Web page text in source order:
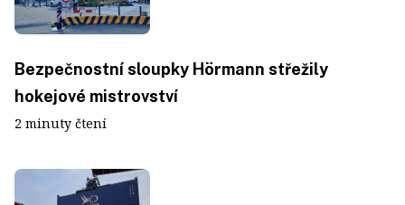
Bezpečnostní sloupky Hörmann střežily
hokejové mistrovství
2 minuty čtení